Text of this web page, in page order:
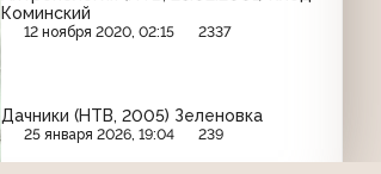
Коминский
12 ноября 2020, 02:15 2337
Дачники (НТВ, 2005) Зеленовка
25 января 2026, 19:04 239